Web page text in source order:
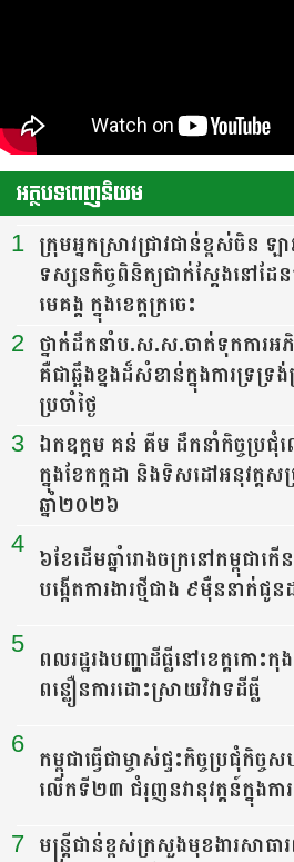
អត្ថបទពេញនិយម
1
ក្រុមអ្នកស្រាវជ្រាវជាន់ខ្ពស់ចិន ឡ
ទស្សន​កិច្ច​ពិនិត្យជាក់ស្តែងនៅដែ
មេគង្គ ក្នុងខេត្តក្រចេះ
2
ថ្នាក់ដឹកនាំប.ស.ស.ចាត់ទុកការអ
គឺជាឆ្អឹងខ្នងដ៏សំខាន់ក្នុងការទ្រទ្រង់
ប្រចាំថ្ងៃ
3
ឯកឧត្តម គន់ គីម ដឹកនាំកិច្ចប្រជុំ
ក្នុងខែកក្កដា និងទិសដៅអនុវត្តស
ឆ្នាំ២០២៦
4
៦ខែដើមឆ្នាំរោងចក្រនៅកម្ពុជា
បង្កើតការងារថ្មីជាង ៩ម៉ឺននាក់ជូ
5
ពលរដ្ឋរងបញ្ហាដីធ្លីនៅខេត្តកោះកុង
ពន្លឿនការដោះស្រាយវិវាទដីធ្លី
6
កម្ពុជាធ្វើជាម្ចាស់ផ្ទះកិច្ចប្រជុំកិច្
លើកទី២៣ ជំរុញនវានុវត្តន៍ក្នុងកា
7
មន្ត្រីជាន់ខ្ពស់ក្រសួងមុខងារសាធា